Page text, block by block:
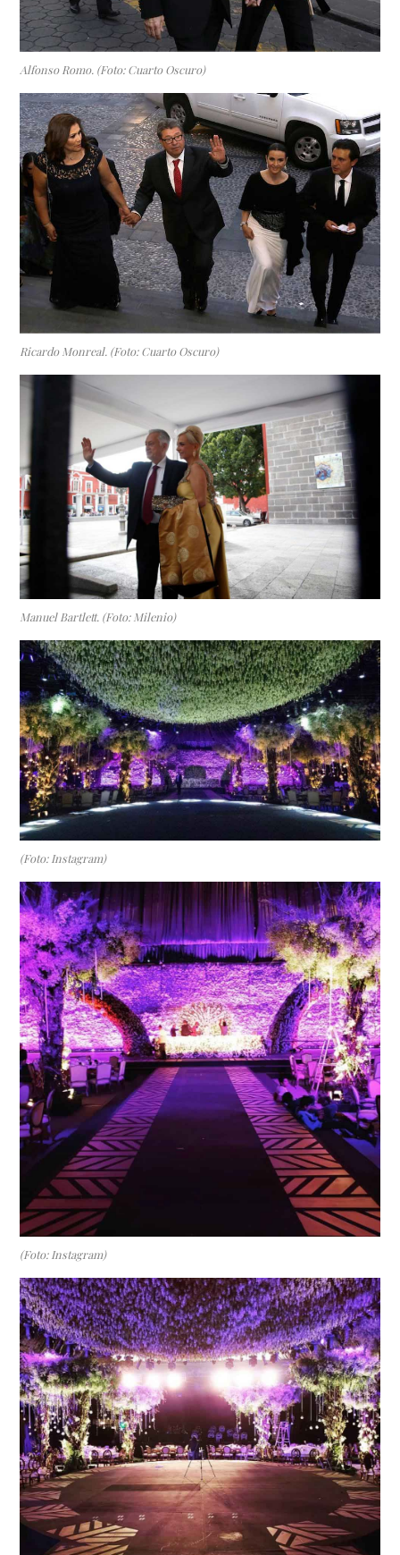
Alfonso Romo. (Foto: Cuarto Oscuro)
Ricardo Monreal. (Foto: Cuarto Oscuro)
Manuel Bartlett. (Foto: Milenio)
(Foto: Instagram)
(Foto: Instagram)